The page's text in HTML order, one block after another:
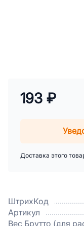
ШтрихКод
Артикул
Вес Брутто (для
193 ₽
Доставка этого